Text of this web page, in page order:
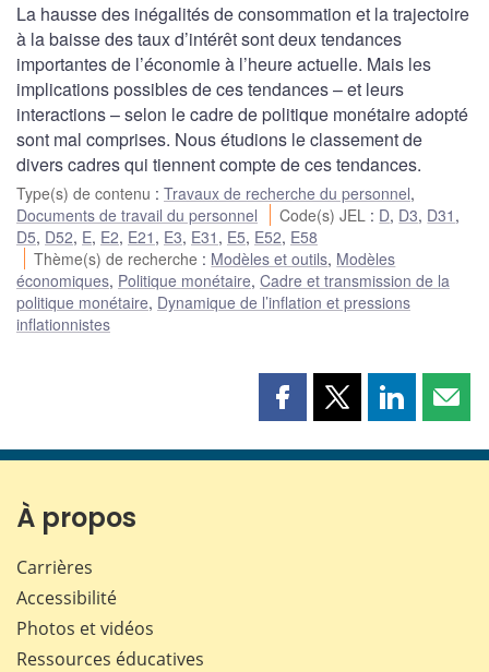
La hausse des inégalités de consommation et la trajectoire
à la baisse des taux d’intérêt sont deux tendances
importantes de l’économie à l’heure actuelle. Mais les
implications possibles de ces tendances – et leurs
interactions – selon le cadre de politique monétaire adopté
sont mal comprises. Nous étudions le classement de
divers cadres qui tiennent compte de ces tendances.
Type(s) de contenu : Travaux de recherche du personnel,
Documents de travail du personnel
Code(s) JEL : D, D3, D31 ,
D5, D52, E, E2, E21 , E3, E31 , E5, E52, E58
Thème(s) de recherche : Modèles et outils, Modèles
économiques, Politique monétaire, Cadre et transmission de la
politique monétaire, Dynamique de l’inflation et pressions
inflationnistes
Partager
page
Partager
page
Partager
page page
À propos
Carrières
Accessibilité
Photos et vidéos
Ressources éducatives